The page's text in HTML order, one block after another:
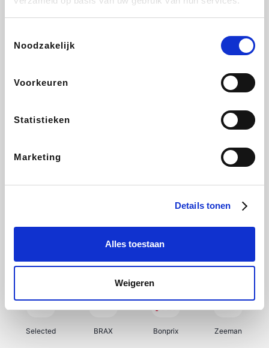
Noodzakelijk
Voorkeuren
Statistieken
Marketing
Details tonen
Alles toestaan
Weigeren
Lufthansa
CheapTickets.be DeubaXXL
Samsung My Jewellery Delonghi Tennis Point
Selected BRAX Bonprix Zeeman